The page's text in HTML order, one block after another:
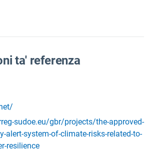
ta' referenza
sudoe.eu/gbr/projects/the-approved-
alert-system-of-climate-risks-related-to-
resilience